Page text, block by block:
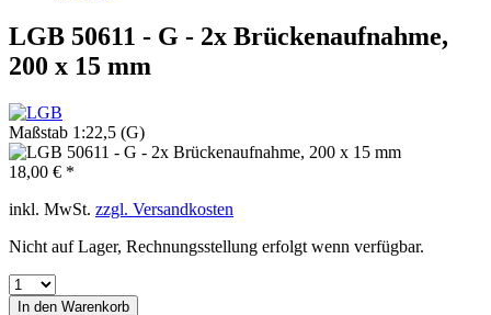
LGB 50611 - G - 2x Brückenaufnahme,
200 x 15 mm
Maßstab 1:22,5 (G)
18,00 € *
inkl. MwSt. zzgl. Versandkosten
Nicht auf Lager, Rechnungsstellung erfolgt wenn verfügbar.
In den Warenkorb